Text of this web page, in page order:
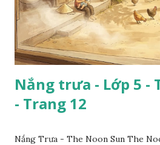
Nắng trưa - Lớp 5 -
- Trang 12
Nắng Trưa - The Noon Sun The